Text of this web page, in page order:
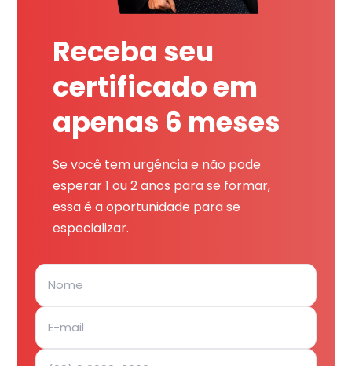
Receba seu
certificado em
apenas 6 meses
Se você tem urgência e não pode
esperar 1 ou 2 anos para se formar,
essa é a oportunidade para se
especializar.